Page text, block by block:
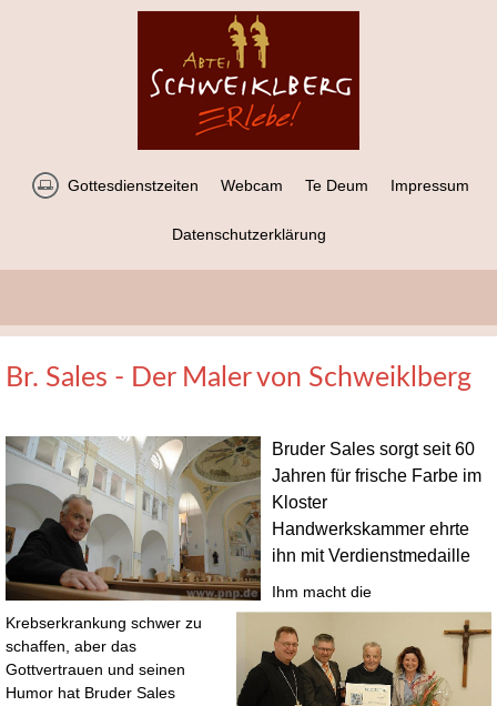
Gottesdienstzeiten Webcam Te Deum Impressum
Datenschutzerklärung
Br. Sales - Der Maler von Schweiklberg
Bruder Sales sorgt seit 60
Jahren für frische Farbe im
Kloster
Handwerkskammer ehrte
ihn mit Verdienstmedaille
Ihm macht die
Krebserkrankung schwer zu
schaffen, aber das
Gottvertrauen und seinen
Humor hat Bruder Sales